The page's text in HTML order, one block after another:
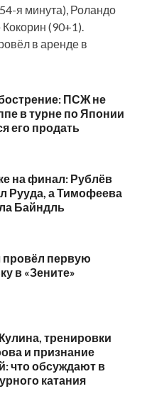
я минута), Роландо
(90+1).
в аренде в
ПСЖ не
в турне по Японии
его продать
на финал: Рублёв
Рууда, а Тимофеева
Байндль
провёл первую
в «Зените»
тренировки
и признание
что обсуждают в
катания